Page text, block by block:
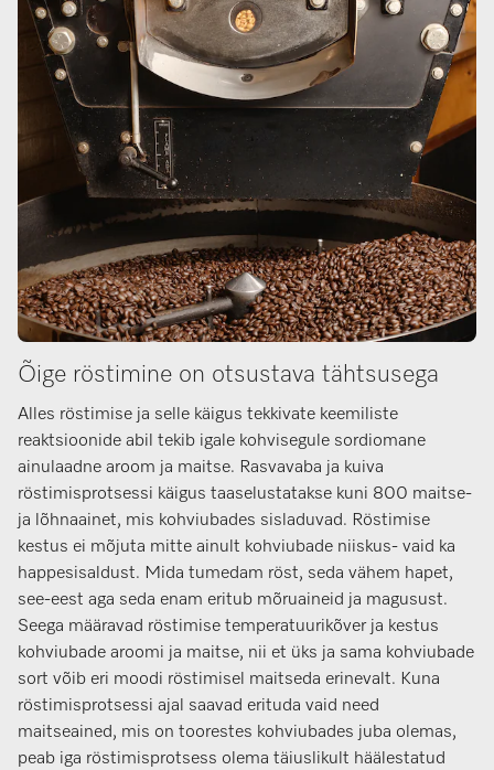
Õige röstimine on otsustava tähtsusega
Alles röstimise ja selle käigus tekkivate keemiliste
reaktsioonide abil tekib igale kohvisegule sordiomane
ainulaadne aroom ja maitse. Rasvavaba ja kuiva
röstimisprotsessi käigus taaselustatakse kuni 800 maitse-
ja lõhnaainet, mis kohviubades sisladuvad. Röstimise
kestus ei mõjuta mitte ainult kohviubade niiskus- vaid ka
happesisaldust. Mida tumedam röst, seda vähem hapet,
see-eest aga seda enam eritub mõruaineid ja magusust.
Seega määravad röstimise temperatuurikõver ja kestus
kohviubade aroomi ja maitse, nii et üks ja sama kohviubade
sort võib eri moodi röstimisel maitseda erinevalt. Kuna
röstimisprotsessi ajal saavad erituda vaid need
maitseained, mis on toorestes kohviubades juba olemas,
peab iga röstimisprotsess olema täiuslikult häälestatud